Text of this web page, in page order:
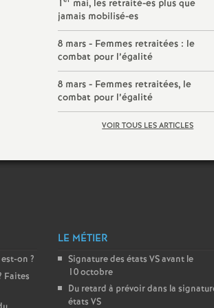
1
mai, les retraité-es plus que
jamais mobilisé-es
8 mars - Femmes retraitées : le
combat pour l’égalité
8 mars - Femmes retraitées, le
combat pour l’égalité
VOIR TOUS LES ARTICLES
on ?
Faites
LE MÉTIER
Signature des états VSavant le
10 octobre
Du retard à prévoir dans la
états VS